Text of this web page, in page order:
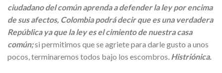
ciudadano del común aprenda a defender la ley por encima
de sus afectos, Colombia podrá decir que es una verdadera
República ya que la ley es el cimiento de nuestra casa
común;si permitimos que se agriete para darle gusto a unos
pocos, terminaremos todos bajo los escombros. Histriónica.